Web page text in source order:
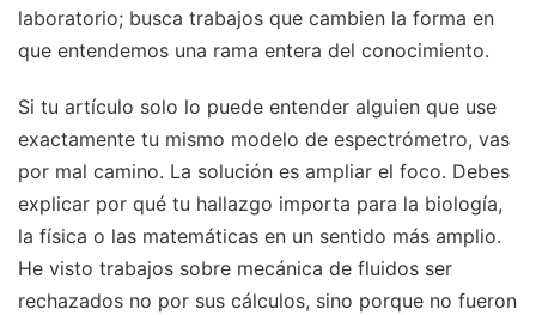
laboratorio; busca trabajos que cambien la forma en
que entendemos una rama entera del conocimiento.
Si tu artículo solo lo puede entender alguien que use
exactamente tu mismo modelo de espectrómetro, vas
por mal camino. La solución es ampliar el foco. Debes
explicar por qué tu hallazgo importa para la biología,
la física o las matemáticas en un sentido más amplio.
He visto trabajos sobre mecánica de fluidos ser
rechazados no por sus cálculos, sino porque no fueron